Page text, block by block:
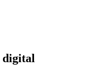
digital